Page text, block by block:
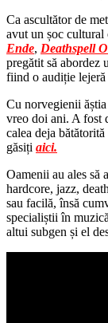
Ca ascultător de
avut un șoc cultural
Ende, Deathspell
pregătit să abordez
fiind o audiție lejeră
Cu norvegienii
vreo doi ani. A fost
calea deja
găsiți aici.
Oamenii au ales să
hardcore, jazz,
sau facilă, însă
specialiștii în
altui subgen și el